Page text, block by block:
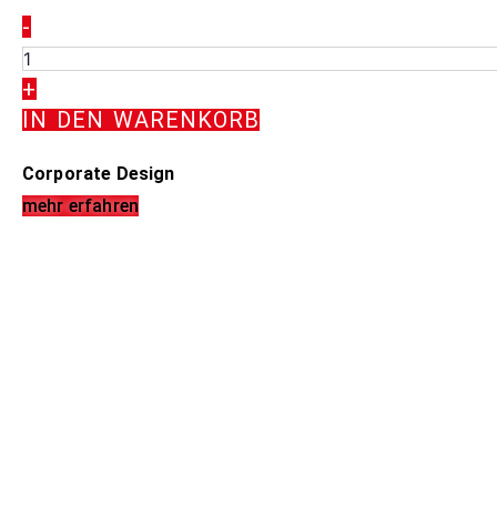
Logo
-
Menge
+
IN DEN WARENKORB
Corporate Design
mehr erfahren